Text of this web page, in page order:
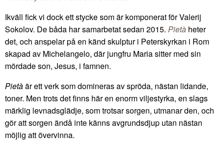
Ikväll fick vi dock ett stycke som är komponerat för Valerij
Sokolov. De båda har samarbetat sedan 2015. Pietà heter
det, och anspelar på en känd skulptur i Peterskyrkan i Rom
skapad av Michelangelo, där jungfru Maria sitter med sin
mördade son, Jesus, i famnen.
Pietàär ett verk som domineras av spröda, nästan lidande,
toner. Men trots det finns här en enorm viljestyrka, en slags
märklig levnadsglädje, som trotsar sorgen, utmanar den, och
gör att sorgen ändå inte känns avgrundsdjup utan nästan
möjlig att övervinna.